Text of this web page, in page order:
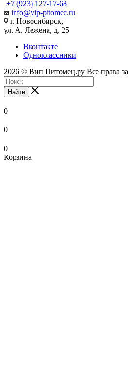
+7 (923) 127-17-68
info@vip-pitomec.ru
г. Новосибирск,
ул. А. Лежена, д. 25
Вконтакте
Одноклассники
2026 © Вип Питомец.ру Все права
Найти
0
0
0
Корзина